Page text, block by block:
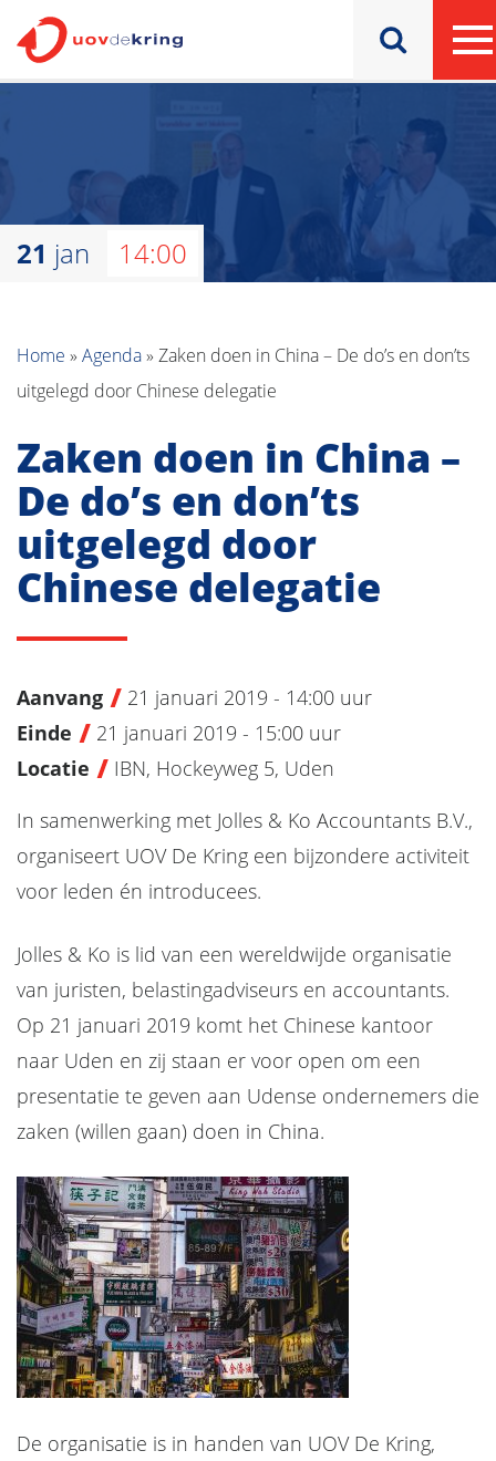
Home » Agenda» Zaken doen in China – De do’s en don’ts
uitgelegd door Chinese delegatie
Zaken doen in China –
De do’s en don’ts
uitgelegd door
Chinese delegatie
21 jan 14:00
Aanvang
21 januari 2019 - 14:00 uur
Einde
21 januari 2019 - 15:00 uur
Locatie
IBN, Hockeyweg 5, Uden
In samenwerking met Jolles & Ko Accountants B.V.,
organiseert UOV De Kring een bijzondere activiteit
voor leden én introducees.
Jolles & Ko is lid van een wereldwijde organisatie
van juristen, belastingadviseurs en accountants.
Op 21 januari 2019 komt het Chinese kantoor
naar Uden en zij staan er voor open om een
presentatie te geven aan Udense ondernemers die
zaken (willen gaan) doen in China.
De organisatie is in handen van UOV De Kring,